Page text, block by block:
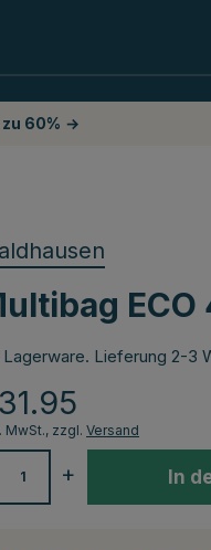
60% →
ECO
Lagerware. Lieferung 2-3
MwSt., zzgl. Versand
+ In